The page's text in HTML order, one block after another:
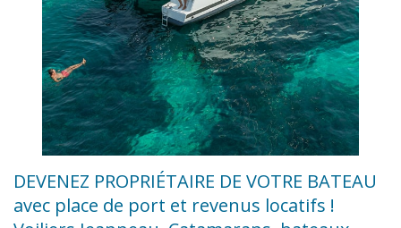
DEVENEZ PROPRIÉTAIRE DE VOTRE BATEAU
avec place de port et revenus locatifs !